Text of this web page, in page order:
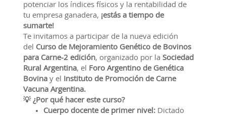
potenciar los índices físicos y la rentabilidad de
tu empresa ganadera, ¡estás a tiempo de
sumarte!
Te invitamos a participar de la nueva edición
del Curso de Mejoramiento Genético de Bovinos
para Carne-2 edición, organizado por la Sociedad
Rural Argentina, el
Foro Argentino de Genética
Bovina y el
Instituto de Promoción de Carne
Vacuna Argentina.
💡 ¿Por qué hacer este curso?
Cuerpo docente de primer nivel: Dictado